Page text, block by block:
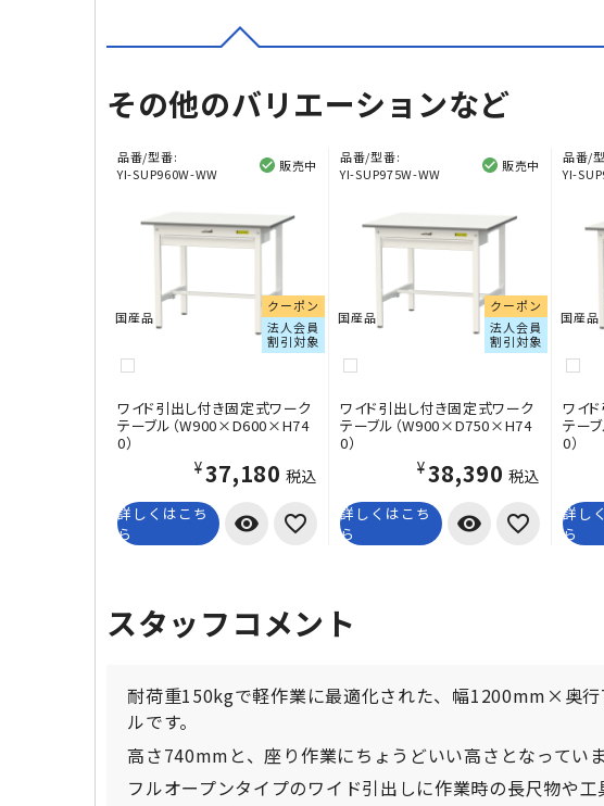
その他のバリエーションなど
品番/型番:
YI-SUP960W-WW
販売中
クーポン
法人会員
割引対象
国産品
ワイド引出し付き固定式ワーク
テーブル（W900×D600×H74
0）
¥37,180 税込
詳しくはこち
ら
visibility
品番/型番:
YI-SUP975W-WW
販売中
クーポン
法人会員
割引対象
国産品
ワイド引出し付き固定式ワーク
テーブル（W900×D750×H74
0）
¥38,390 税込
詳しくはこち
ら
visibility
品番/
YI-
国産品
ワイ
テー
0）
詳し
ら
スタッフコメント
耐荷重150kgで軽作業に最適化された、幅1200mm×奥
ルです。
高さ740mmと、座り作業にちょうどいい高さとなっていま
フルオープンタイプのワイド引出しに作業時の長尺物や